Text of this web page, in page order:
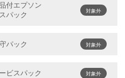
付エプソン
パック
対象外
パック 対象外
ビスパック 対象外